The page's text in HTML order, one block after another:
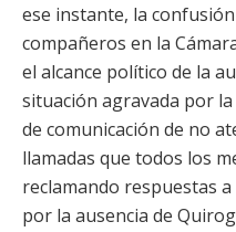
ese instante, la
compañeros en la
el alcance político de la
situación agravada por
de comunicación de no
llamadas que todos los
reclamando respuestas
por la ausencia de